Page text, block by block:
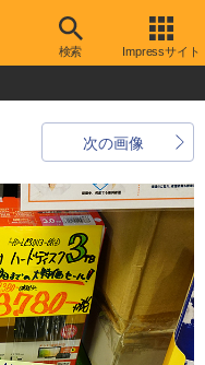
検索 Impressサイト
次の画像